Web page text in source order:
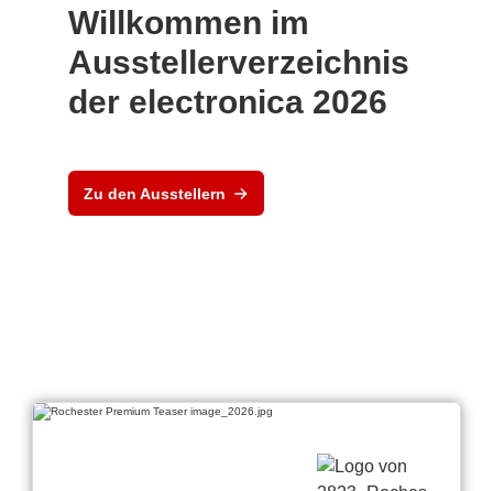
Willkommen im
Ausstellerverzeichnis
der electronica 2026
Zu den Ausstellern